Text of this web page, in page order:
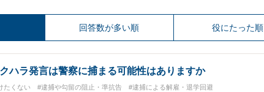
回答数が多い順 役にたった順
ハラ発言は警察に捕まる可能性はありますか
たくない #逮捕や勾留の阻止・準抗告
#逮捕による解雇・退学回避